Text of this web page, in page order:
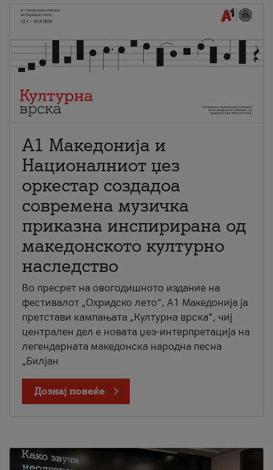
А1 Македонија и
Националниот џез
оркестар создадоа
современа музичка
приказна инспирирана од
македонското културно
наследство
Во пресрет на овогодишното издание на
фестивалот „Охридско лето“, А1 Македонија ја
претстави кампањата „Културна врска“, чиј
централен дел е новата џез-интерпретација на
легендарната македонска народна песна
„Билјан
Дознај повеќе